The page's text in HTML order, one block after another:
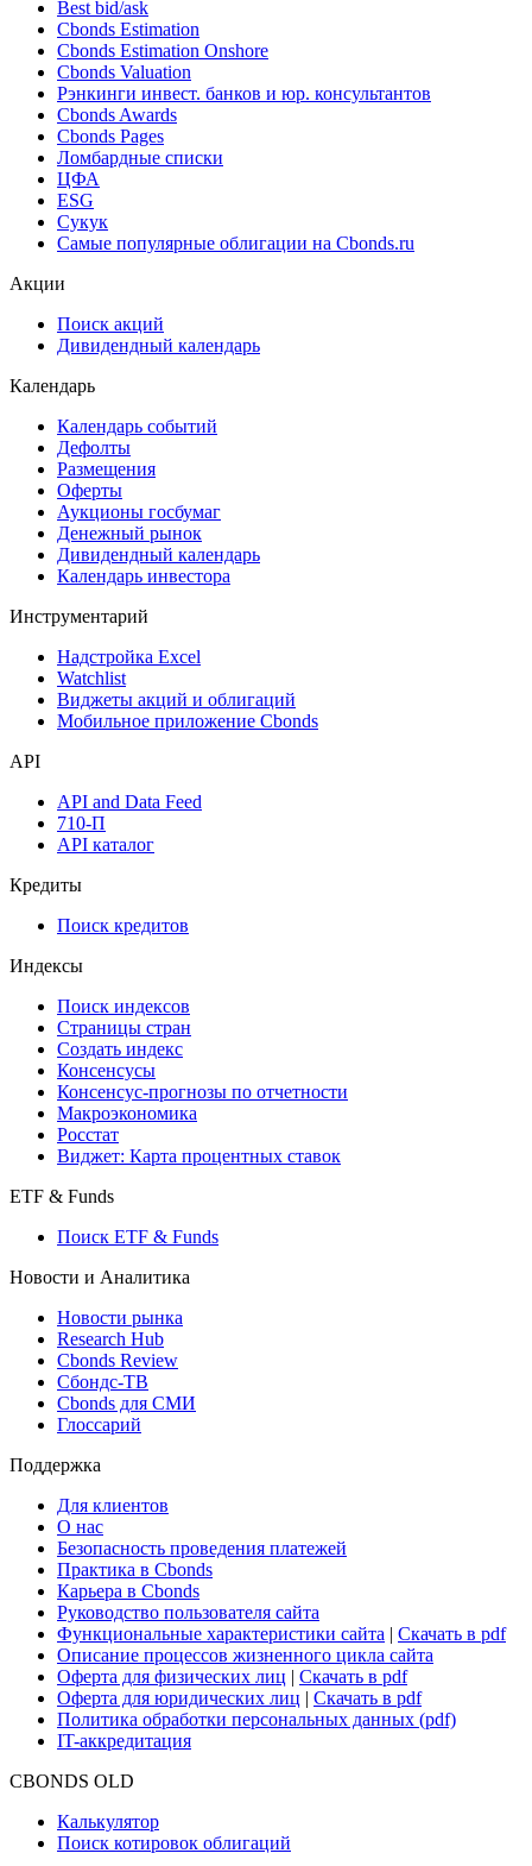
Best bid/ask
Cbonds Estimation
Cbonds Estimation Onshore
Cbonds Valuation
Рэнкинги инвест. банков и юр. консультантов
Cbonds Awards
Cbonds Pages
Ломбардные списки
ЦФА
ESG
Сукук
Самые популярные облигации на Cbonds.ru
Акции
Поиск акций
Дивидендный календарь
Календарь
Календарь событий
Дефолты
Размещения
Оферты
Аукционы госбумаг
Денежный рынок
Дивидендный календарь
Календарь инвестора
Инструментарий
Надстройка Excel
Watchlist
Виджеты акций и облигаций
Мобильное приложение Cbonds
API
API and Data Feed
710-П
API каталог
Кредиты
Поиск кредитов
Индексы
Поиск индексов
Страницы стран
Создать индекс
Консенсусы
Консенсус-прогнозы по отчетности
Макроэкономика
Росстат
Виджет: Карта процентных ставок
ETF & Funds
Поиск ETF & Funds
Новости и Аналитика
Новости рынка
Research Hub
Cbonds Review
Сбондс-ТВ
Cbonds для СМИ
Глоссарий
Поддержка
Для клиентов
О нас
Безопасность проведения платежей
Практика в Cbonds
Карьера в Cbonds
Руководство пользователя сайта
Функциональные характеристики сайта | Скачать в pdf
Описание процессов жизненного цикла сайта
Оферта для физических лиц | Скачать в pdf
Оферта для юридических лиц | Скачать в pdf
Политика обработки персональных данных (pdf)
IT-аккредитация
CBONDS OLD
Калькулятор
Поиск котировок облигаций